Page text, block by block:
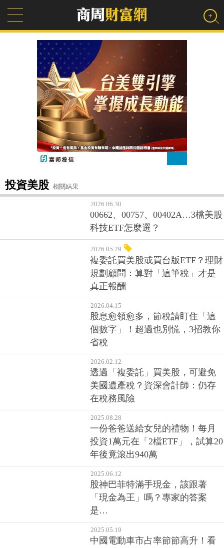
投資美股 相關結果
2026.06.30
00662、00757、00402A…3檔美股
科技ETF怎麼選？
2026.05.29
複委託買美股或買台版ETF？理財
規劃顧問：算對「這筆稅」才是
真正報酬
2026.04.15
股息愈領愈多，節稅請盯住「這
個數字」！超過也別慌，3招教你
省稅
2026.02.12
透過「複委託」買美股，可避免
美國遺產稅？資深會計師：仍存
在稅務風險
2025.08.28
一份爸爸送給女兒的禮物！每月
投資1萬元在「2檔ETF」，試算20
年後竟滾出940萬
2025.06.12
股神巴菲特滿手現金，該跟著
「現金為王」嗎？專家的答案
是…
2025.05.19
中國電動車市占率節節高升！看